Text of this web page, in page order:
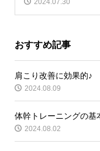
2024.07.30
おすすめ記事
肩こり改善に効果的♪
2024.08.09
体幹トレーニングの基
2024.08.02